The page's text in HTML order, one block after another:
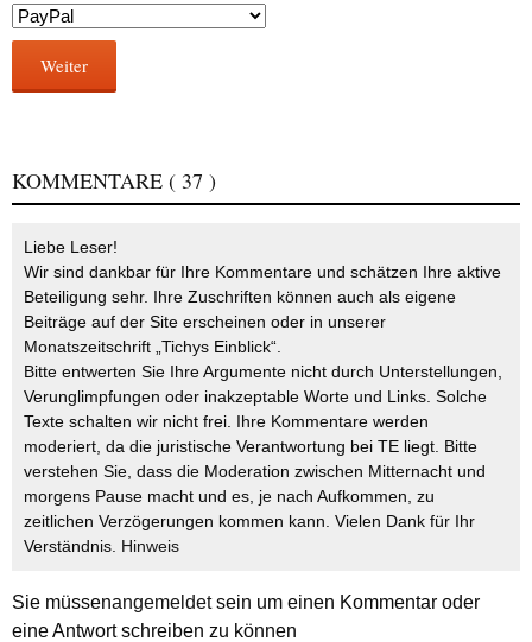
Weiter
KOMMENTARE ( 37 )
Liebe Leser!
Wir sind dankbar für Ihre Kommentare und schätzen Ihre aktive
Beteiligung sehr. Ihre Zuschriften können auch als eigene
Beiträge auf der Site erscheinen oder in unserer
Monatszeitschrift „Tichys Einblick“.
Bitte entwerten Sie Ihre Argumente nicht durch Unterstellungen,
Verunglimpfungen oder inakzeptable Worte und Links. Solche
Texte schalten wir nicht frei. Ihre Kommentare werden
moderiert, da die juristische Verantwortung bei TE liegt. Bitte
verstehen Sie, dass die Moderation zwischen Mitternacht und
morgens Pause macht und es, je nach Aufkommen, zu
zeitlichen Verzögerungen kommen kann. Vielen Dank für Ihr
Verständnis. Hinweis
Sie müssenangemeldetsein um einen Kommentar oder
eine Antwort schreiben zu können